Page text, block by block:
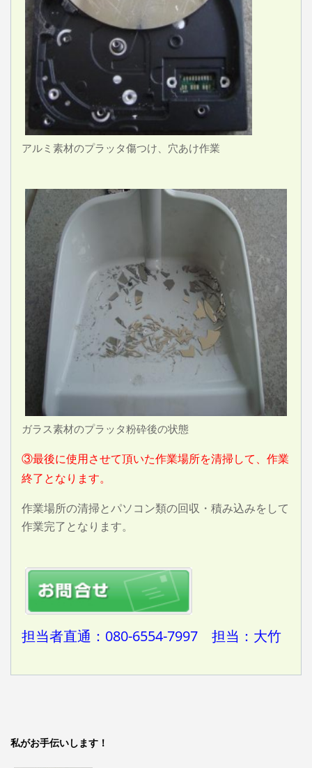
アルミ素材のプラッタ傷つけ、穴あけ作業
ガラス素材のプラッタ粉砕後の状態
③最後に使用させて頂いた作業場所を清掃して、作業
終了となります。
作業場所の清掃とパソコン類の回収・積み込みをして
作業完了となります。
担当者直通：080-6554-7997 担当：大竹
私がお手伝いします！